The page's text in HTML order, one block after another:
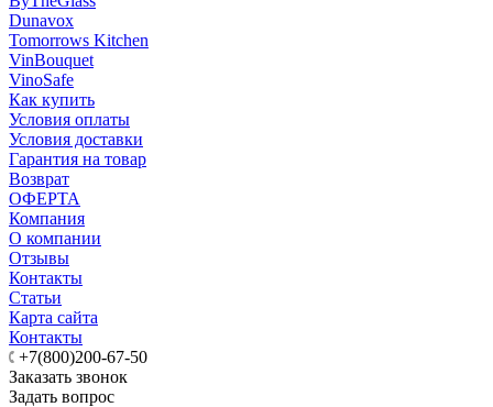
Dunavox
Tomorrows Kitchen
VinBouquet
VinoSafe
Как купить
Условия оплаты
Условия доставки
Гарантия на товар
Возврат
ОФЕРТА
Компания
О компании
Отзывы
Контакты
Статьи
Карта сайта
Контакты
+7(800)200-67-50
Заказать звонок
Задать вопрос